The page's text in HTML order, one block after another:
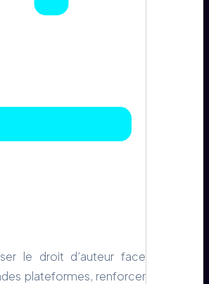
le droit d’auteur face
plateformes, renforcer